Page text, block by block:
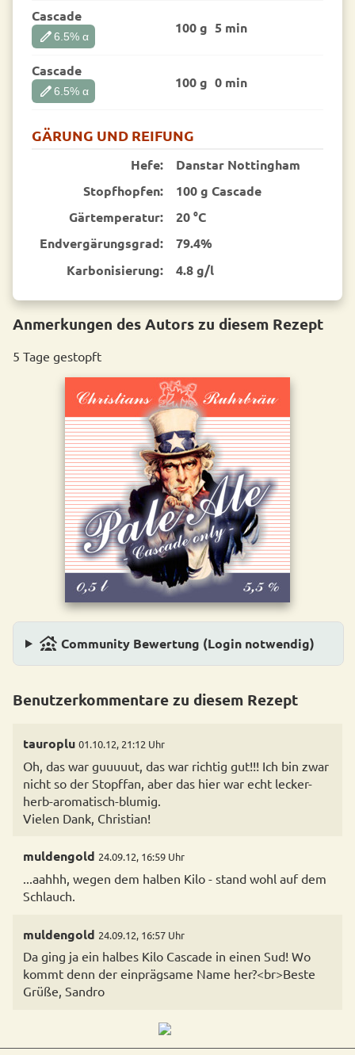
Cascade
edit6.5% α
100 g 5 min
Cascade
edit6.5% α
100 g 0 min
GÄRUNG UND REIFUNG
Hefe:
Danstar Nottingham
Stopfhopfen:
100 g Cascade
Gärtemperatur:
20 °C
End­vergärungsgrad:
79.4%
Karbonisierung:
4.8 g/l
Anmerkungen des Autors zu diesem Rezept
5 Tage gestopft
family_group Community Bewertung (Login notwendig)
Benutzerkommentare zu diesem Rezept
tauroplu 01.10.12, 21:12 Uhr
Oh, das war guuuuut, das war richtig gut!!! Ich bin zwar
nicht so der Stopffan, aber das hier war echt lecker-
herb-aromatisch-blumig.
Vielen Dank, Christian!
muldengold 24.09.12, 16:59 Uhr
...aahhh, wegen dem halben Kilo - stand wohl auf dem
Schlauch.
muldengold 24.09.12, 16:57 Uhr
Da ging ja ein halbes Kilo Cascade in einen Sud! Wo
kommt denn der einprägsame Name her?<br>Beste
Grüße, Sandro